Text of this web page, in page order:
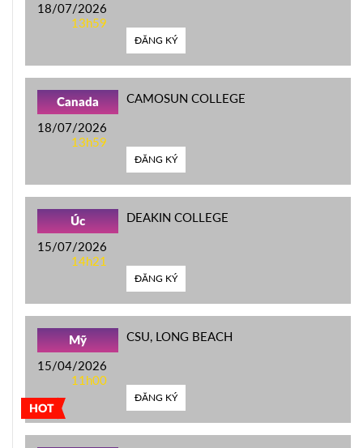
18/07/2026
13h59
ĐĂNG KÝ
Canada
18/07/2026
13h59
CAMOSUN COLLEGE
ĐĂNG KÝ
Úc
15/07/2026
14h21
DEAKIN COLLEGE
ĐĂNG KÝ
HOT
Mỹ
15/04/2026
11h00
CSU, LONG BEACH
ĐĂNG KÝ